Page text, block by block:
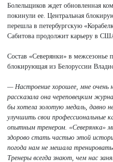
Болельщиков ждет обновленная
покинули ее. Центральная
перешла в петербургскую
Сабитова продолжит карьеру в
Состав «Северянки» в межсезонье
блокирующая из Белоруссии
— Настроение хорошее, мне очень
рассказала она череповецким
бы хотела золотую медаль, давно
улучшить свои профессиональные
опытным тренером. «Северянка»
здорово стать частью этой
погода нам не мешала
Тренеры всегда знают, чем нас